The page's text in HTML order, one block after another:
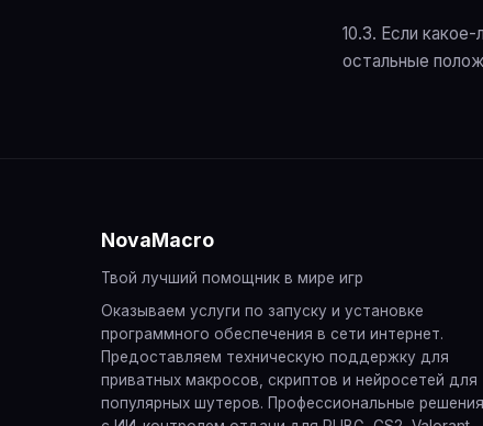
10.3. Если
остальные
NovaMacro
Твой лучший помощник в мире игр
Оказываем услуги по запуску и установке
программного обеспечения в сети интернет.
Предоставляем техническую поддержку для
приватных макросов, скриптов и нейросетей для
популярных шутеров. Профессиональные решения